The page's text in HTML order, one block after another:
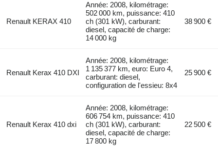
Renault KERAX 410
Année: 2008, kilométrage:
502 000 km, puissance: 410
ch (301 kW), carburant:
diesel, capacité de charge:
14 000 kg
38 900 €
Renault Kerax 410 DXI
Année: 2008, kilométrage:
1 135 377 km, euro: Euro 4,
carburant: diesel,
configuration de l'essieu: 8x4
25 900 €
Renault Kerax 410 dxi
Année: 2008, kilométrage:
606 754 km, puissance: 410
ch (301 kW), carburant:
diesel, capacité de charge:
17 800 kg
22 500 €